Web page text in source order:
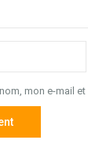
mon e-mail